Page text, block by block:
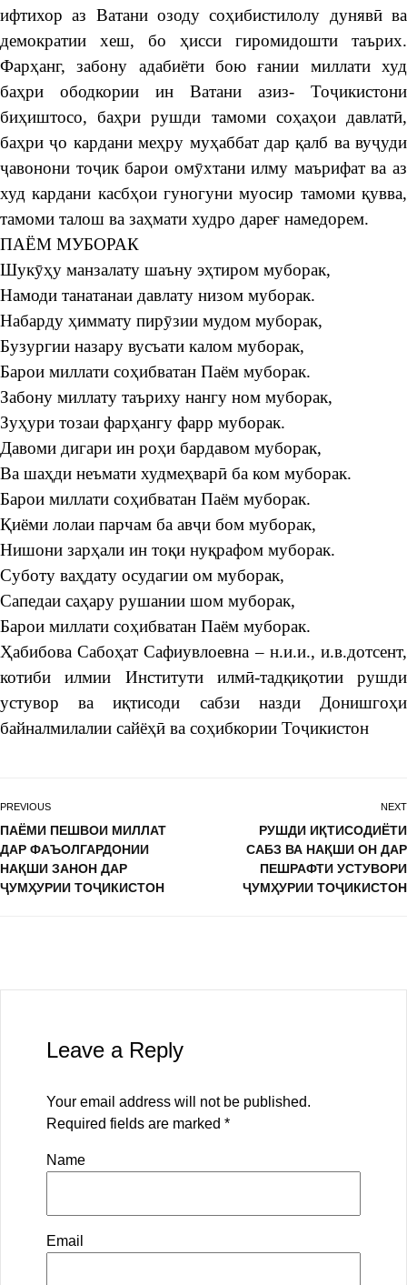
ифтихор аз Ватани озоду соҳибистилолу дунявӣ ва
демократии хеш, бо ҳисси гиромидошти таърих.
Фарҳанг, забону адабиёти бою ғании миллати худ
баҳри ободкории ин Ватани азиз- Тоҷикистони
биҳиштосо, баҳри рушди тамоми соҳаҳои давлатӣ,
баҳри ҷо кардани меҳру муҳаббат дар қалб ва вуҷуди
ҷавонони тоҷик барои омӯхтани илму маърифат ва аз
худ кардани касбҳои гуногуни муосир тамоми қувва,
тамоми талош ва заҳмати худро дареғ намедорем.
ПАЁМ МУБОРАК
Шукӯҳу манзалату шаъну эҳтиром муборак,
Намоди танатанаи давлату низом муборак.
Набарду ҳиммату пирӯзии мудом муборак,
Бузургии назару вусъати калом муборак,
Барои миллати соҳибватан Паём муборак.
Забону миллату таъриху нангу ном муборак,
Зуҳури тозаи фарҳангу фарр муборак.
Давоми дигари ин роҳи бардавом муборак,
Ва шаҳди неъмати худмеҳварӣ ба ком муборак.
Барои миллати соҳибватан Паём муборак.
Қиёми лолаи парчам ба авҷи бом муборак,
Нишони зарҳали ин тоқи нуқрафом муборак.
Суботу ваҳдату осудагии ом муборак,
Сапедаи саҳару рушании шом муборак,
Барои миллати соҳибватан Паём муборак.
Ҳабибова Сабоҳат Сафиувлоевна – н.и.и., и.в.дотсент,
котиби илмии Институти илмӣ-тадқиқотии рушди
устувор ва иқтисоди сабзи назди Донишгоҳи
байналмилалии сайёҳӣ ва соҳибкории Тоҷикистон
PREVIOUS
ПАЁМИ ПЕШВОИ МИЛЛАТ
ДАР ФАЪОЛГАРДОНИИ
НАҚШИ ЗАНОН ДАР
ҶУМҲУРИИ ТОҶИКИСТОН
NEXT
РУШДИ ИҚТИСОДИЁТИ
САБЗ ВА НАҚШИ ОН ДАР
ПЕШРАФТИ УСТУВОРИ
ҶУМҲУРИИ ТОҶИКИСТОН
Leave a Reply
Your email address will not be published.
Required fields are marked *
Name
Email